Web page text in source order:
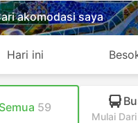
akomodasi saya
Hari ini
Semua 59
Mulai